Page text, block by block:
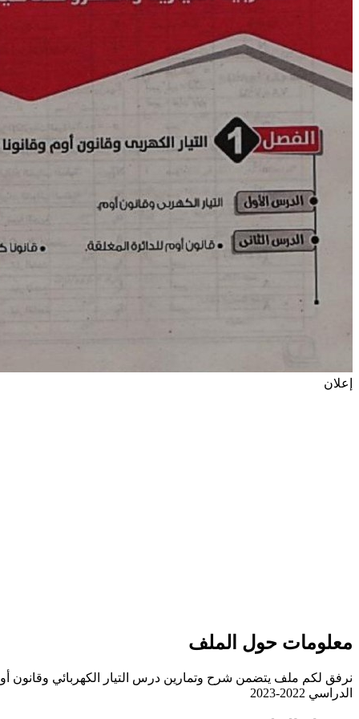
إعلان
معلومات حول الملف
نرفق لكم ملف يتضمن شرح وتمارين درس التيار الكهربائي وقانون
الدراسي 2022-2023